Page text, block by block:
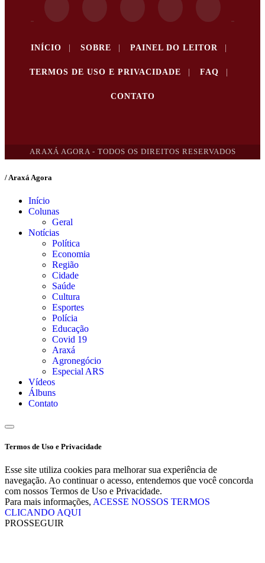
INÍCIO SOBRE PAINEL DO LEITOR
TERMOS DE USO E PRIVACIDADE FAQ
CONTATO
ARAXÁ AGORA - TODOS OS DIREITOS RESERVADOS
/ Araxá Agora
Início
Colunas
Geral
Notícias
Política
Economia
Região
Cidade
Saúde
Cultura
Esportes
Polícia
Educação
Covid 19
Araxá
Agronegócio
Especial ARS
Vídeos
Álbuns
Contato
Termos de Uso e Privacidade
Esse site utiliza cookies para melhorar sua experiência de
navegação. Ao continuar o acesso, entendemos que você concorda
com nossos Termos de Uso e Privacidade.
Para mais informações, ACESSE NOSSOS TERMOS
CLICANDO AQUI
PROSSEGUIR